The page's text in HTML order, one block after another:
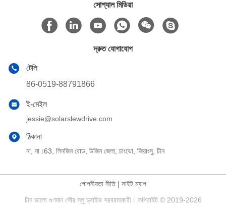
সোশ্যাল মিডিয়া
দ্রুত যোগাযোগ
টেলি
86-0519-88791866
ই-মেইল
jessie@solarslewdrive.com
ঠিকানা
না, না।63, লিনজিন রোড, উজিন জেলা, চাংঝো, জিয়াংসু, চীন
গোপনীয়তা নীতি| সাইট ম্যাপ
চীন ভালো গুণমান সৌর স্লু ড্রাইভ সরবরাহকারী। কপিরাইট © 2019-2026